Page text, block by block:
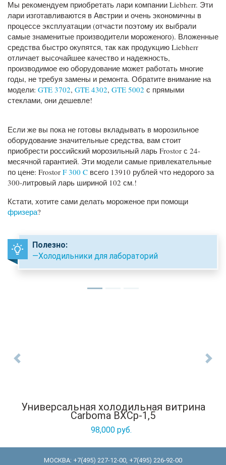
Мы рекомендуем приобретать лари компании Liebherr. Эти
лари изготавливаются в Австрии и очень экономичны в
процессе эксплуатации (отчасти поэтому их выбрали
самые знаменитые производители мороженого). Вложенные
средства быстро окупятся, так как продукцию Liebherr
отличает высочайшее качество и надежность,
производимое ею оборудование может работать многие
годы, не требуя замены и ремонта. Обратите внимание на
модели: GTE 3702, GTE 4302, GTE 5002 с прямыми
стеклами, они дешевле!
Если же вы пока не готовы вкладывать в морозильное
оборудование значительные средства, вам стоит
приобрести российский морозильный ларь Frostor с 24-
месячной гарантией. Эти модели самые привлекательные
по цене: Frostor F 300 C всего 13910 рублей что недорого за
300-литровый ларь шириной 102 см.!
Кстати, хотите сами делать мороженое при помощи
фризера?
Полезно:
—Холодильники для лабораторий
Универсальная холодильная витрина
Carboma ВХСр-1,5
98,000 руб.
Previous Next
МОСКВА: +7(495) 227-12-00, +7(495) 226-92-00